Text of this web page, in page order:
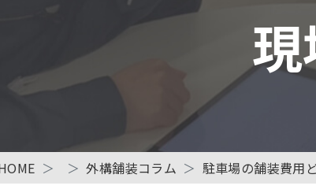
外構舗装コラム 駐車場の舗装費用